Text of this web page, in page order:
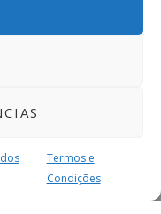
Termos e
Condições